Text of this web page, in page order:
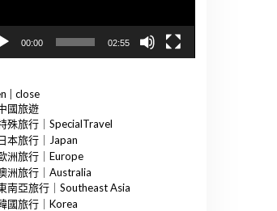
00:00 02:55
close
國旅遊
殊旅行｜SpecialTravel
本旅行｜Japan
洲旅行｜Europe
洲旅行｜Australia
南亞旅行｜Southeast Asia
國旅行｜Korea